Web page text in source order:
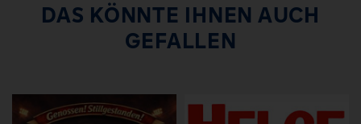
DAS KÖNNTE IHNEN AUCH
GEFALLEN